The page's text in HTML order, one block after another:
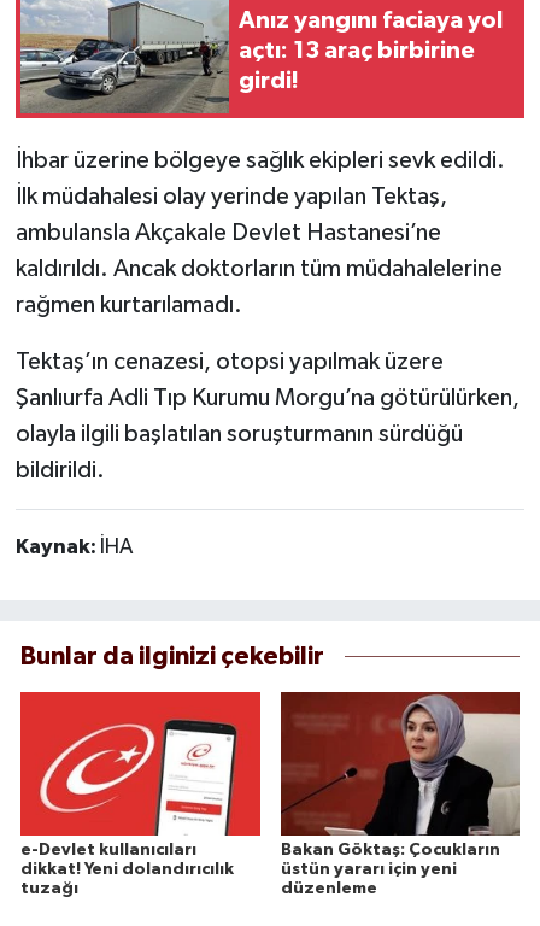
Anız yangını faciaya yol
açtı: 13 araç birbirine
girdi!
İhbar üzerine bölgeye sağlık ekipleri sevk edildi.
İlk müdahalesi olay yerinde yapılan Tektaş,
ambulansla Akçakale Devlet Hastanesi’ne
kaldırıldı. Ancak doktorların tüm müdahalelerine
rağmen kurtarılamadı.
Tektaş’ın cenazesi, otopsi yapılmak üzere
Şanlıurfa Adli Tıp Kurumu Morgu’na götürülürken,
olayla ilgili başlatılan soruşturmanın sürdüğü
bildirildi.
Kaynak: İHA
Bunlar da ilginizi çekebilir
e-Devlet kullanıcıları
dikkat! Yeni dolandırıcılık
tuzağı
Bakan Göktaş: Çocukların
üstün yararı için yeni
düzenleme